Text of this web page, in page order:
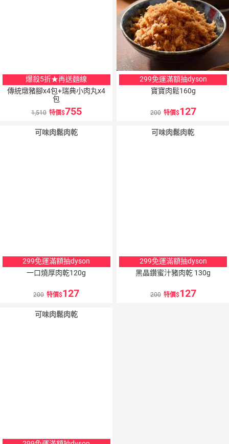
爆殺5折★再送麵線
傳統燉豬腳x4包+瑞典小肉丸x4
包
1,510 特價 755
299免運滿額抽dyson
寶寶肉鬆160g
200 特價 127
可味肉鬆肉乾
299免運滿額抽dyson
一口燒厚肉乾120g
200 特價 127
可味肉鬆肉乾
299免運滿額抽dyson
黑晶鑽蜜汁豬肉乾 130g
200 特價 127
可味肉鬆肉乾